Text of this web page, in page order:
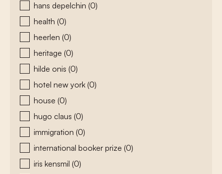
hans depelchin (0)
health (0)
heerlen (0)
heritage (0)
hilde onis (0)
hotel new york (0)
house (0)
hugo claus (0)
immigration (0)
international booker prize (0)
iris kensmil (0)